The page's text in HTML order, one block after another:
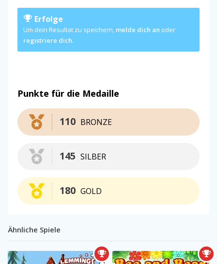
Erfolge
Um dein Resultat zu speichern, melde dich an oder
registriere dich.
Punkte für die Medaille
BRONZE
110
SILBER
145
GOLD
180
Ähnliche Spiele